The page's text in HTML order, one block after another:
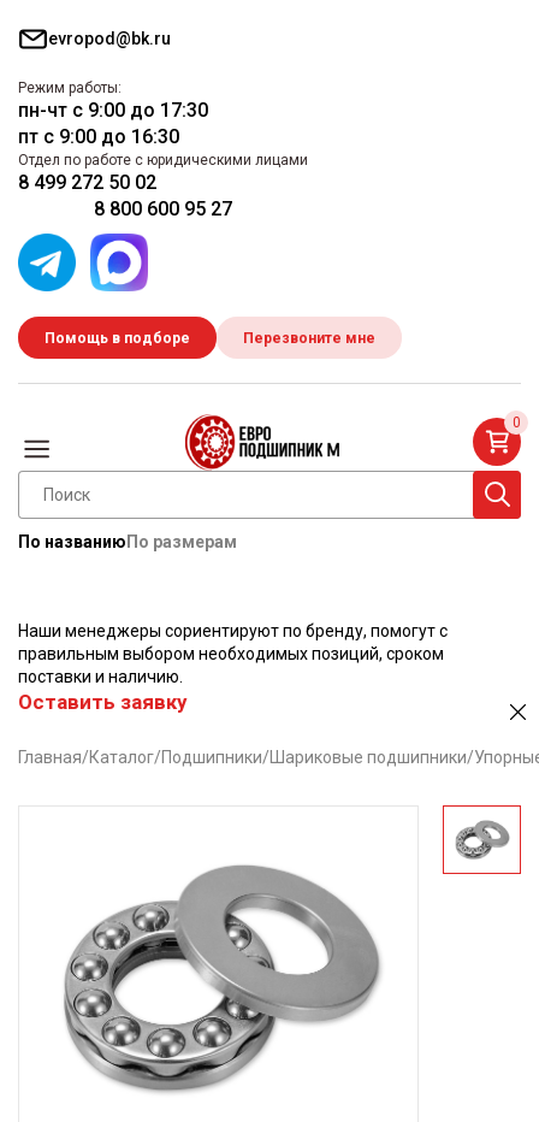
evropod@bk.ru
Режим работы:
пн-чт с 9:00 до 17:30
пт с 9:00 до 16:30
Отдел по работе с юридическими лицами
8 499 272 50 02
8 800 600 95 27
Помощь в подборе Перезвоните мне
По названию По размерам
0
Наши менеджеры сориентируют по бренду, помогут с
правильным выбором необходимых позиций, сроком
поставки и наличию.
Оставить заявку
Главная/Каталог/Подшипники/ Шариковые подшипники/